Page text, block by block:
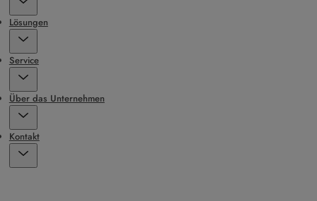
Lösungen
Service
Über das Unternehmen
Kontakt